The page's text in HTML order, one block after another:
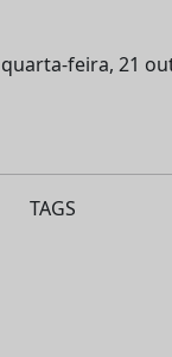
quarta-feira, 21
TAGS